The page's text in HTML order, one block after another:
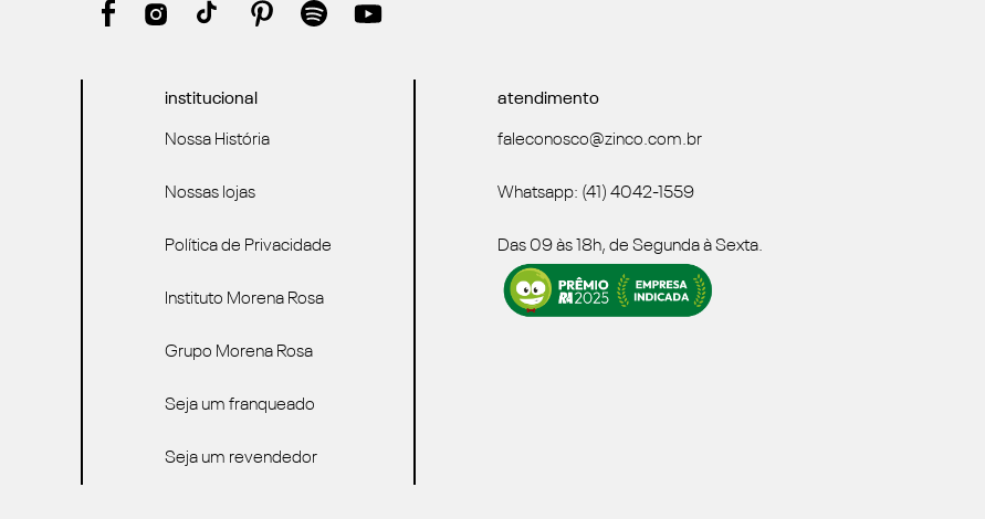
institucional
Nossa História
Nossas lojas
Política de Privacidade
Instituto Morena Rosa
Grupo Morena Rosa
Seja um franqueado
Seja um revendedor
atendimento
faleconosco@zinco.com.br
Whatsapp: (41) 4042-1559
Das 09 às 18h, de Segunda à Sexta.